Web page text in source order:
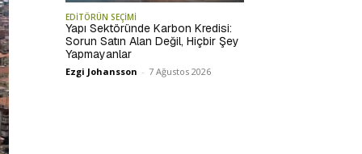
EDİTÖRÜN SEÇİMİ
Yapı Sektöründe Karbon Kredisi:
Sorun Satın Alan Değil, Hiçbir Şey
Yapmayanlar
Ezgi Johansson - 7 Ağustos 2026